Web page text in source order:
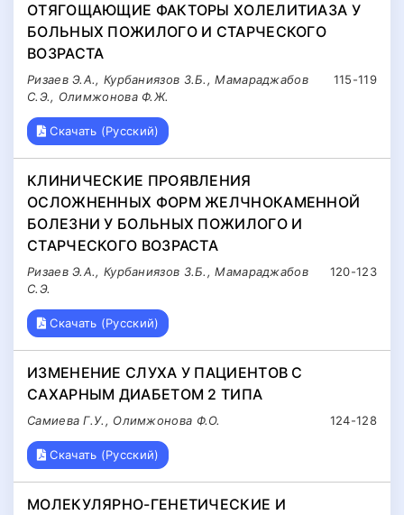
ОТЯГОЩАЮЩИЕ ФАКТОРЫ ХОЛЕЛИТИАЗА У
БОЛЬНЫХ ПОЖИЛОГО И СТАРЧЕСКОГО
ВОЗРАСТА
115-119
Ризаев Э.А., Курбаниязов З.Б., Мамараджабов
С.Э., Олимжонова Ф.Ж.
Скачать (Русский)
КЛИНИЧЕСКИЕ ПРОЯВЛЕНИЯ
ОСЛОЖНЕННЫХ ФОРМ ЖЕЛЧНОКАМЕННОЙ
БОЛЕЗНИ У БОЛЬНЫХ ПОЖИЛОГО И
СТАРЧЕСКОГО ВОЗРАСТА
120-123
Ризаев Э.А., Курбаниязов З.Б., Мамараджабов
С.Э.
Скачать (Русский)
ИЗМЕНЕНИЕ СЛУХА У ПАЦИЕНТОВ С
САХАРНЫМ ДИАБЕТОМ 2 ТИПА
124-128
Самиева Г.У., Олимжонова Ф.О.
Скачать (Русский)
МОЛЕКУЛЯРНО-ГЕНЕТИЧЕСКИЕ И